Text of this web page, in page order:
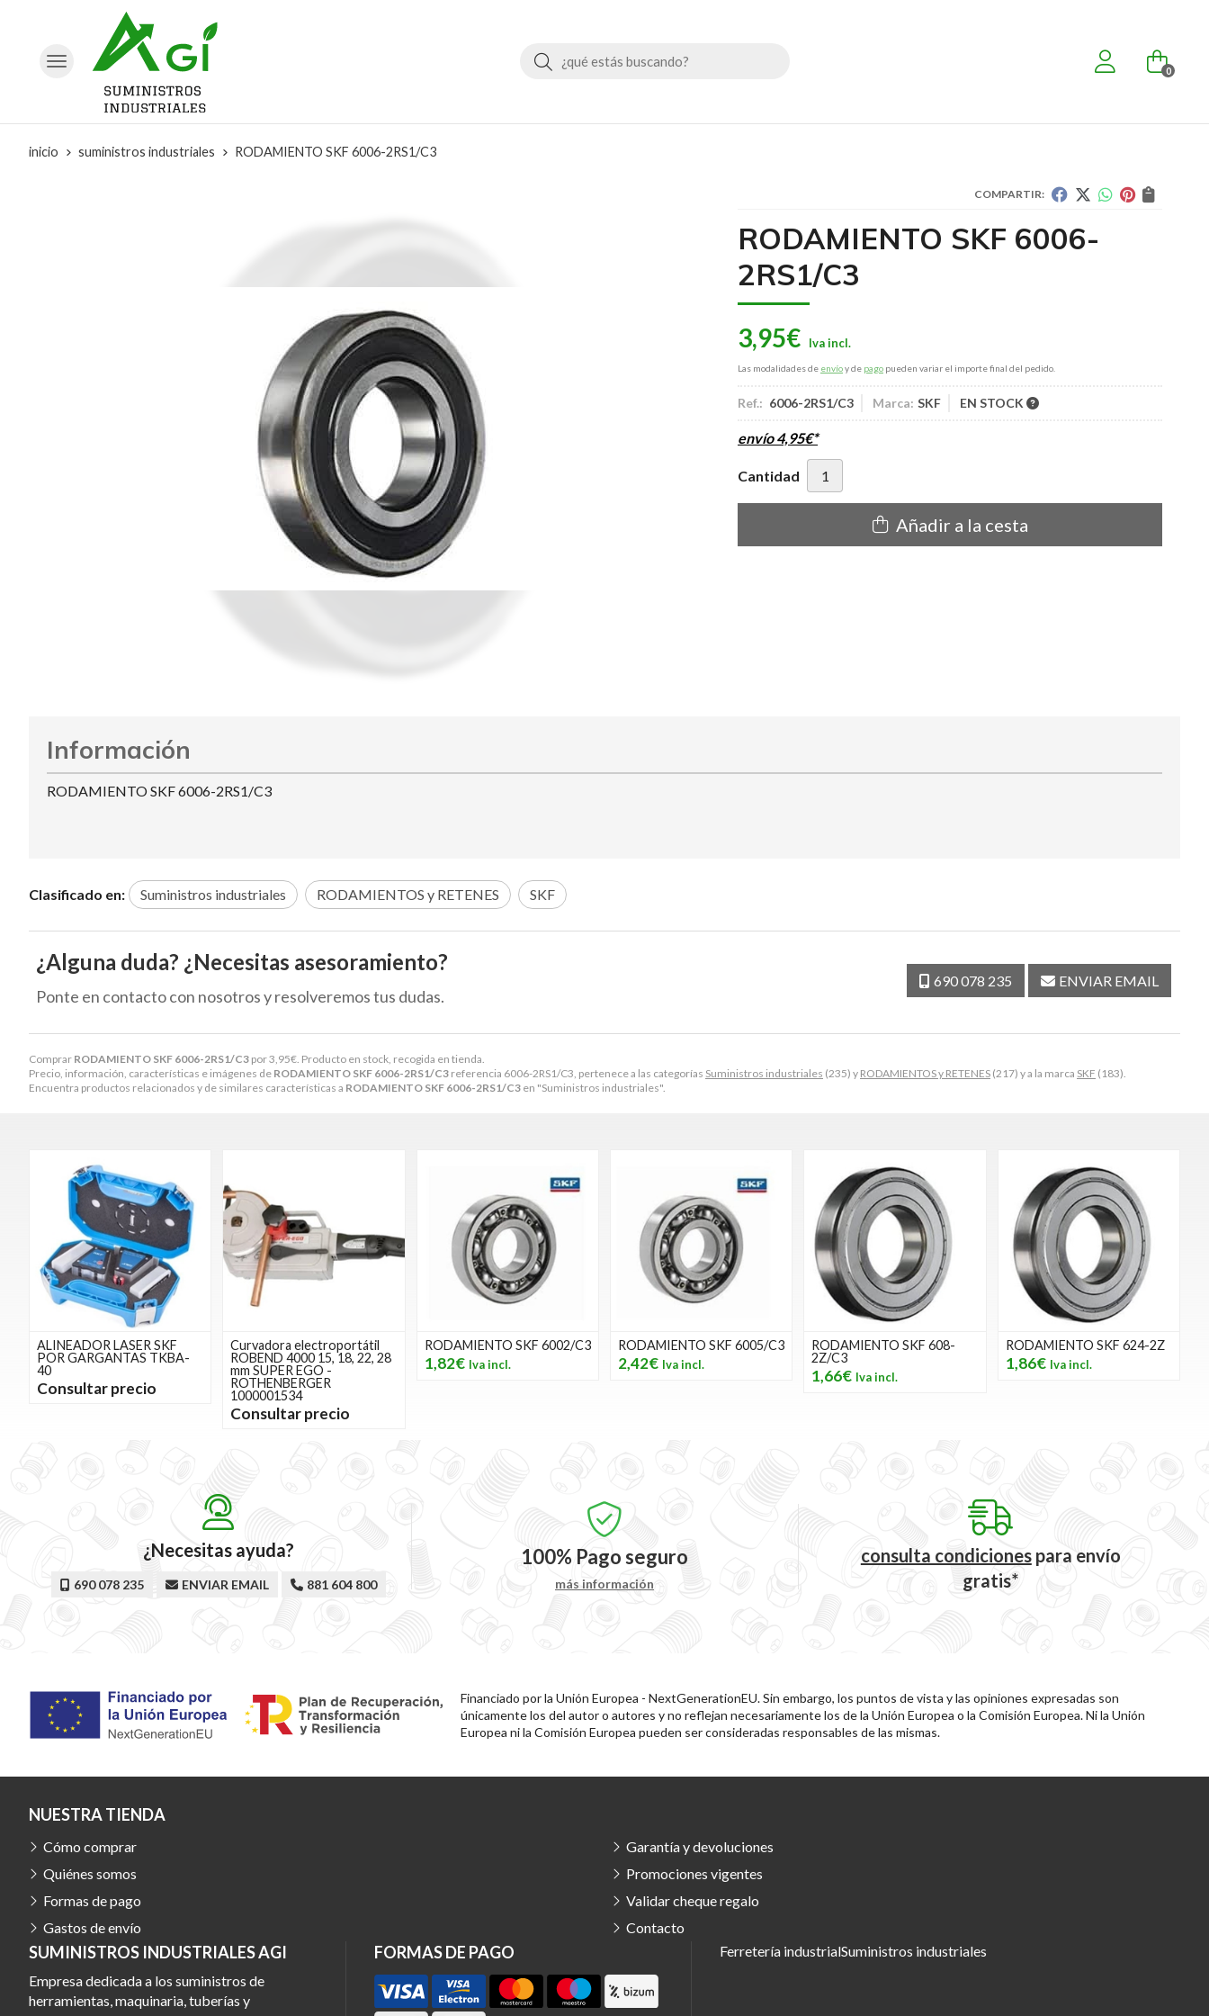
Buscar 0
inicio suministros industriales RODAMIENTO SKF 6006-2RS1/C3
COMPARTIR:
RODAMIENTO SKF 6006-
2RS1/C3
3,95€
Las modalidades de envíoy de pago pueden variar el importe final del pedido.
Ref.: 6006-2RS1/C3 Marca: SKF EN STOCK
envío4,95€*
Cantidad
Añadir a la cesta
Comprar RODAMIENTO SKF 6006-2RS1/C3 por3,95€ . Producto en stock, recogida en tienda.
Precio, información, características e imágenes de RODAMIENTO SKF 6006-2RS1/C3 referencia 6006-2RS1/C3, pertenece a las categorías Suministros industriales (235) y RODAMIENTOS y RETENES (217) y a la marca SKF (183).
Encuentra productos relacionados y de similares características a RODAMIENTO SKF 6006-2RS1/C3 en "Suministros industriales".
Información
RODAMIENTO SKF 6006-2RS1/C3
Clasificado en: Suministros industriales RODAMIENTOS y RETENES SKF
¿Alguna duda? ¿Necesitas asesoramiento?
Ponte en contacto con nosotros y resolveremos tus dudas.
690 078 235 ENVIAR EMAIL
ALINEADOR LASER SKF
POR GARGANTAS TKBA-
40
Consultar precio
Curvadora electroportátil
ROBEND 4000 15, 18, 22, 28
mm SUPER EGO -
ROTHENBERGER
1000001534
Consultar precio
RODAMIENTO SKF 6002/C3
1,82€
RODAMIENTO SKF 6005/C3
2,42€
RODAMIENTO SKF 608-
2Z/C3
1,66€
RODAMIENTO SKF 624-2Z
1,86€
¿Necesitas ayuda?
690 078 235 ENVIAR EMAIL 881 604 800
100% Pago seguro
más información
consulta condicionespara envío
gratis*
Financiado por la Unión Europea - NextGenerationEU. Sin embargo, los puntos de vista y las opiniones expresadas son
únicamente los del autor o autores y no reflejan necesariamente los de la Unión Europea o la Comisión Europea. Ni la Unión
Europea ni la Comisión Europea pueden ser consideradas responsables de las mismas.
SUMINISTROS INDUSTRIALES AGI
Empresa dedicada a los suministros de
herramientas, maquinaria, tuberías y
FORMAS DE PAGO
NUESTRA TIENDA
Cómo comprar
Quiénes somos
Formas de pago
Gastos de envío
Garantía y devoluciones
Promociones vigentes
Validar cheque regalo
Contacto
Ferretería industrialSuministros industriales